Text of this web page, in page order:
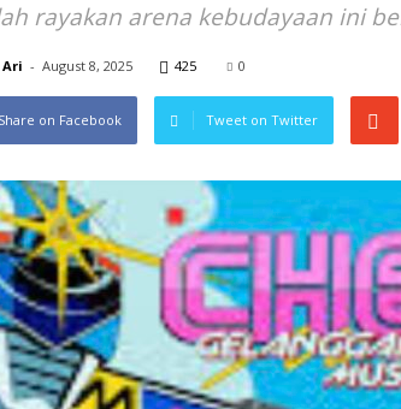
rayakan arena kebudayaan ini
- August 8, 2025 425 0
Share on Facebook Tweet on Twitter